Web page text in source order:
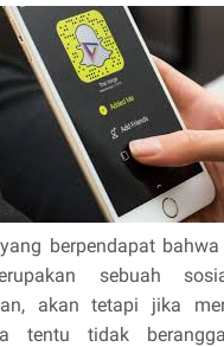
berpendapat
sebuah
akan tetapi jika
tentu tidak